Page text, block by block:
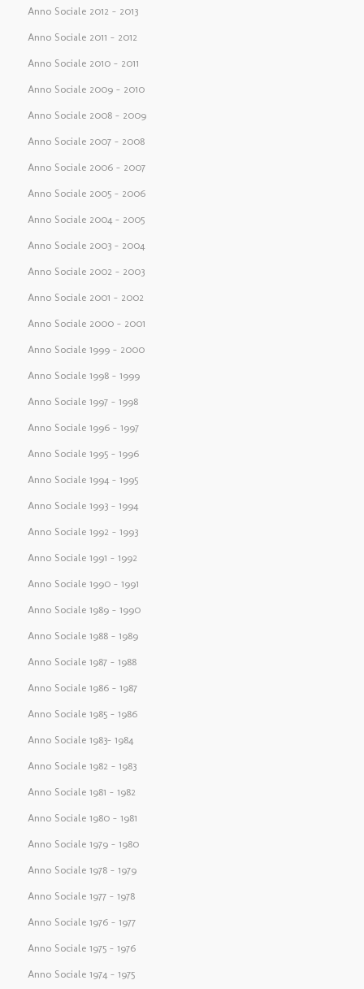
Anno Sociale 2012 – 2013
Anno Sociale 2011 – 2012
Anno Sociale 2010 – 2011
Anno Sociale 2009 – 2010
Anno Sociale 2008 – 2009
Anno Sociale 2007 – 2008
Anno Sociale 2006 – 2007
Anno Sociale 2005 – 2006
Anno Sociale 2004 – 2005
Anno Sociale 2003 – 2004
Anno Sociale 2002 – 2003
Anno Sociale 2001 – 2002
Anno Sociale 2000 – 2001
Anno Sociale 1999 – 2000
Anno Sociale 1998 – 1999
Anno Sociale 1997 – 1998
Anno Sociale 1996 – 1997
Anno Sociale 1995 – 1996
Anno Sociale 1994 – 1995
Anno Sociale 1993 – 1994
Anno Sociale 1992 – 1993
Anno Sociale 1991 – 1992
Anno Sociale 1990 – 1991
Anno Sociale 1989 – 1990
Anno Sociale 1988 – 1989
Anno Sociale 1987 – 1988
Anno Sociale 1986 – 1987
Anno Sociale 1985 – 1986
Anno Sociale 1983– 1984
Anno Sociale 1982 – 1983
Anno Sociale 1981 – 1982
Anno Sociale 1980 – 1981
Anno Sociale 1979 – 1980
Anno Sociale 1978 – 1979
Anno Sociale 1977 – 1978
Anno Sociale 1976 – 1977
Anno Sociale 1975 – 1976
Anno Sociale 1974 – 1975